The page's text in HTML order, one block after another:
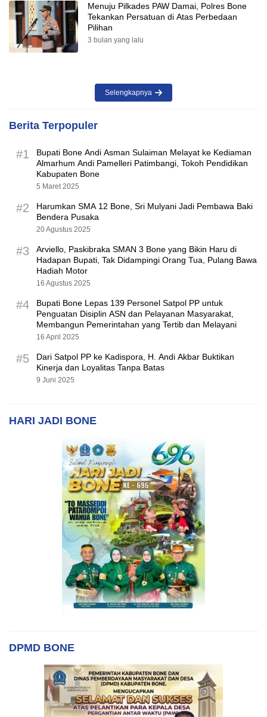
Menuju Pilkades PAW Damai, Polres Bone
Tekankan Persatuan di Atas Perbedaan
Pilihan
3 bulan yang lalu
Selengkapnya
Berita Terpopuler
#1
Bupati Bone Andi Asman Sulaiman Melayat ke Kediaman
Almarhum Andi Pamelleri Patimbangi, Tokoh Pendidikan
Kabupaten Bone
5 Maret 2025
#2
Harumkan SMA 12 Bone, Sri Mulyani Jadi Pembawa Baki
Bendera Pusaka
20 Agustus 2025
#3
Arviello, Paskibraka SMAN 3 Bone yang Bikin Haru di
Hadapan Bupati, Tak Didampingi Orang Tua, Pulang Bawa
Hadiah Motor
16 Agustus 2025
#4
Bupati Bone Lepas 139 Personel Satpol PP untuk
Penguatan Disiplin ASN dan Pelayanan Masyarakat,
Membangun Pemerintahan yang Tertib dan Melayani
16 April 2025
#5
Dari Satpol PP ke Kadispora, H. Andi Akbar Buktikan
Kinerja dan Loyalitas Tanpa Batas
9 Juni 2025
HARI JADI BONE
DPMD BONE